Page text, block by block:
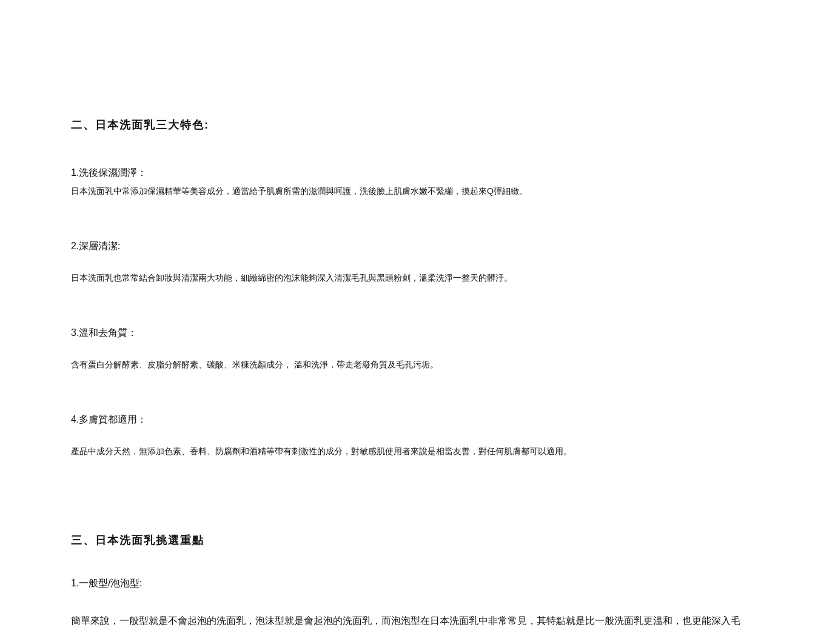
二、日本洗面乳三大特色:
1.洗後保濕潤澤：
日本洗面乳中常添加保濕精華等美容成分，適當給予肌膚所需的滋潤與呵護，洗後臉上肌膚水嫩不緊繃，摸起來Q彈細緻。
2.深層清潔:
日本洗面乳也常常結合卸妝與清潔兩大功能，細緻綿密的泡沫能夠深入清潔毛孔與黑頭粉刺，溫柔洗淨一整天的髒汙。
3.溫和去角質：
含有蛋白分解酵素、皮脂分解酵素、碳酸、米糠洗顏成分， 溫和洗淨，帶走老廢角質及毛孔污垢。
4.多膚質都適用：
產品中成分天然，無添加色素、香料、防腐劑和酒精等帶有刺激性的成分，對敏感肌使用者來說是相當友善，對任何肌膚都可以適用。
三、日本洗面乳挑選重點
1.一般型/泡泡型:
簡單來說，一般型就是不會起泡的洗面乳，泡沫型就是會起泡的洗面乳，而泡泡型在日本洗面乳中非常常見，其特點就是比一般洗面乳更溫和，也更能深入毛